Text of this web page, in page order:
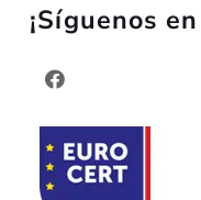
¡Síguenos